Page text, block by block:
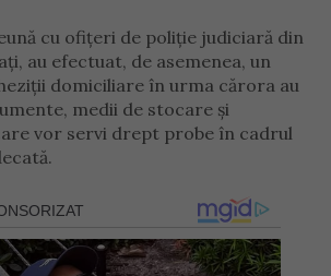
cu ofițeri de poliție judiciară din
au efectuat, de asemenea, un
domiciliare în urma cărora au
medii de stocare și
vor servi drept probe în cadrul